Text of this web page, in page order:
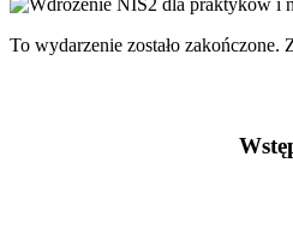
To wydarzenie zostało zakończone.